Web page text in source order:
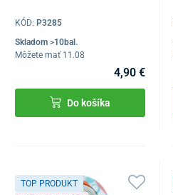
KÓD: P3285
Skladom >10bal.
Môžete mať 11.08
4,90 €
Do košíka
TOP PRODUKT